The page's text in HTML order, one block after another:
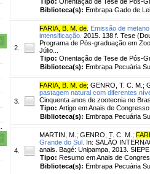
Biblioteca(s): Embrapa Gado de
2.
FARIA, B. M. de Emissão de
intensificação. 2015. 138 f. Tese
Programa de Pós-graduação em
Júlio...
Tipo: Orientação de Tese de Pós-
Biblioteca(s): Embrapa Pecuária
3.
FARIA, B. M. de; GENRO, T. C. M. ;
pastagem natural com diferentes
Cinquenta anos de zootecnia no
Tipo: Artigo em Anais de Congresso
Biblioteca(s): Embrapa Pecuária
4.
MARTIN, M. ; GENRO, T. C. M. ;
Grande do Sul. In: SALÃO
anais. Bagé: Unipampa, 2013.
Tipo: Resumo em Anais de
Biblioteca(s): Embrapa Pecuária